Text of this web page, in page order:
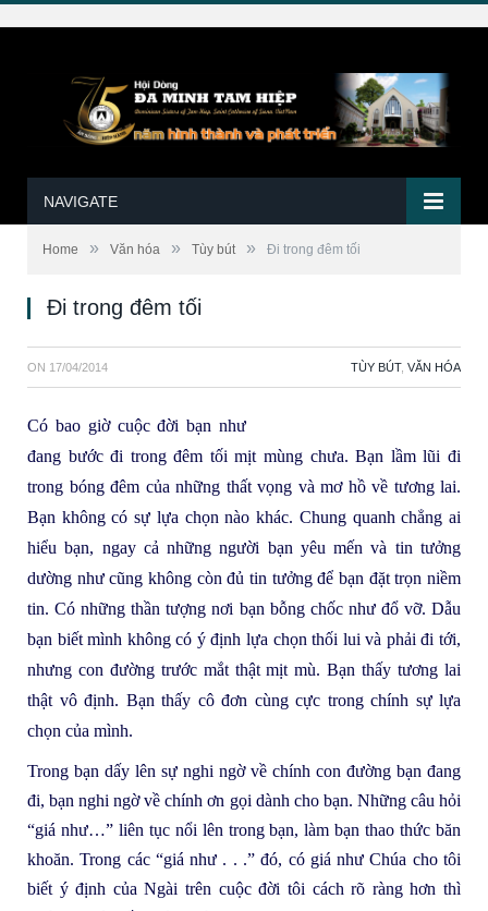
NAVIGATE
Home » Văn hóa » Tùy bút » Đi trong đêm tối
Đi trong đêm tối
ON 17/04/2014 TÙY BÚT, VĂN HÓA
Có bao giờ cuộc đời bạn như
đang bước đi trong đêm tối mịt mùng chưa. Bạn lầm lũi đi
trong bóng đêm của những thất vọng và mơ hồ về tương lai.
Bạn không có sự lựa chọn nào khác. Chung quanh chẳng ai
hiểu bạn, ngay cả những người bạn yêu mến và tin tưởng
dường như cũng không còn đủ tin tưởng để bạn đặt trọn niềm
tin. Có những thần tượng nơi bạn bỗng chốc như đổ vỡ. Dẫu
bạn biết mình không có ý định lựa chọn thối lui và phải đi tới,
nhưng con đường trước mắt thật mịt mù. Bạn thấy tương lai
thật vô định. Bạn thấy cô đơn cùng cực trong chính sự lựa
chọn của mình.
Trong bạn dấy lên sự nghi ngờ về chính con đường bạn đang
đi, bạn nghi ngờ về chính ơn gọi dành cho bạn. Những câu hỏi
“giá như…” liên tục nổi lên trong bạn, làm bạn thao thức băn
khoăn. Trong các “giá như . . .” đó, có giá như Chúa cho tôi
biết ý định của Ngài trên cuộc đời tôi cách rõ ràng hơn thì